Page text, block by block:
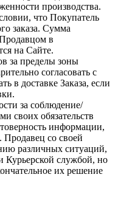
производства.
что Покупатель
заказа. Сумма
в
на Сайте.
за пределы зоны
согласовать с
в доставке Заказа, если
за соблюдение/
своих обязательств
информации,
со своей
различных ситуаций,
службой, но
их решение